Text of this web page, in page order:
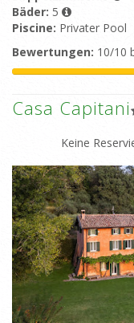
Bäder: 5
Piscine: Privater Pool
Bewertungen: 10/10
Casa Capitani
Keine